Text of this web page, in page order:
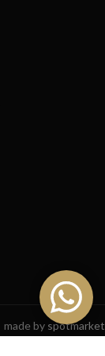
made by spotmarket